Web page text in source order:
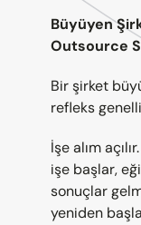
Büyüyen
Outsource
Bir şirket
refleks
İşe alım
işe başlar,
sonuçlar
yeniden